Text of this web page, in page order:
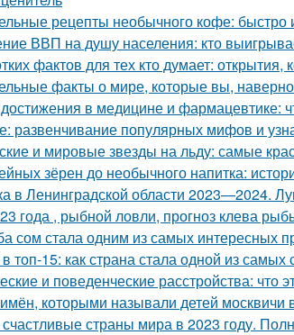
рецепты необычного кофе: быстро
ВВП на душу населения: кто
фактов для тех кто думает:
факты о мире, которые вы,
в медицине и фармацевтике:
развенчивание популярных мифов и
и мировые звезды на льду: самые
зёрен до необычного напитка:
в Ленинградской области 2023—2024.
года , рыбной ловли, прогноз клева
сом стала одним из самых интересных
топ-15: как страна стала одной из самых
и поведенческие расстройства: что
которыми называли детей москвичи
страны мира в 2023 году.